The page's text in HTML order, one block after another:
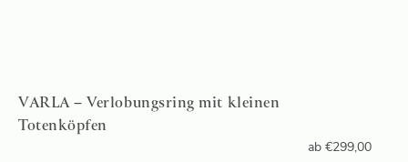
VARLA – Verlobungsring mit kleinen
Totenköpfen
ab €299,00